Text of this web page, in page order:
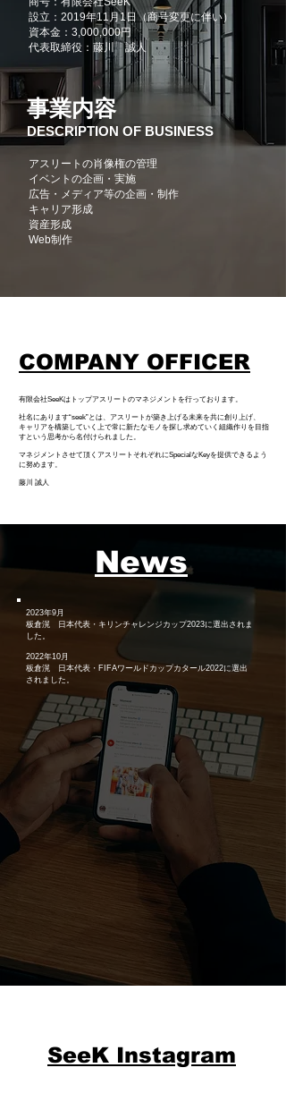
設立：2019年11月1日（商号変更に伴い）
​資本金：3,000,000円
代表取締役：藤川 誠人
事業内容
DESCRIPTION OF BUSINESS
アスリートの肖像権の管理
イベントの企画・実施
広告・メディア等の企画・制作
キャリア形成
資産形成
Web制作
COMPANY OFFICER
有限会社SeeKはトップアスリートのマネジメントを行っております。
社名にあります“seek”とは、アスリートが築き上げる未来を共に創り上げ、
キャリアを構築していく上で常に新たなモノを探し求めていく組織作りを目指
すという思考から名付けられました。
マネジメントさせて頂くアスリートそれぞれにSpecialなKeyを提供できるよう
に努めます。
藤川 誠人
News
2023年9月
板倉滉 日本代表・キリンチャレンジカップ2023に選出されま
した。
2022年10月
板倉滉 日本代表・FIFAワールドカップカタール2022に選出
されました。
​SeeK Instagram